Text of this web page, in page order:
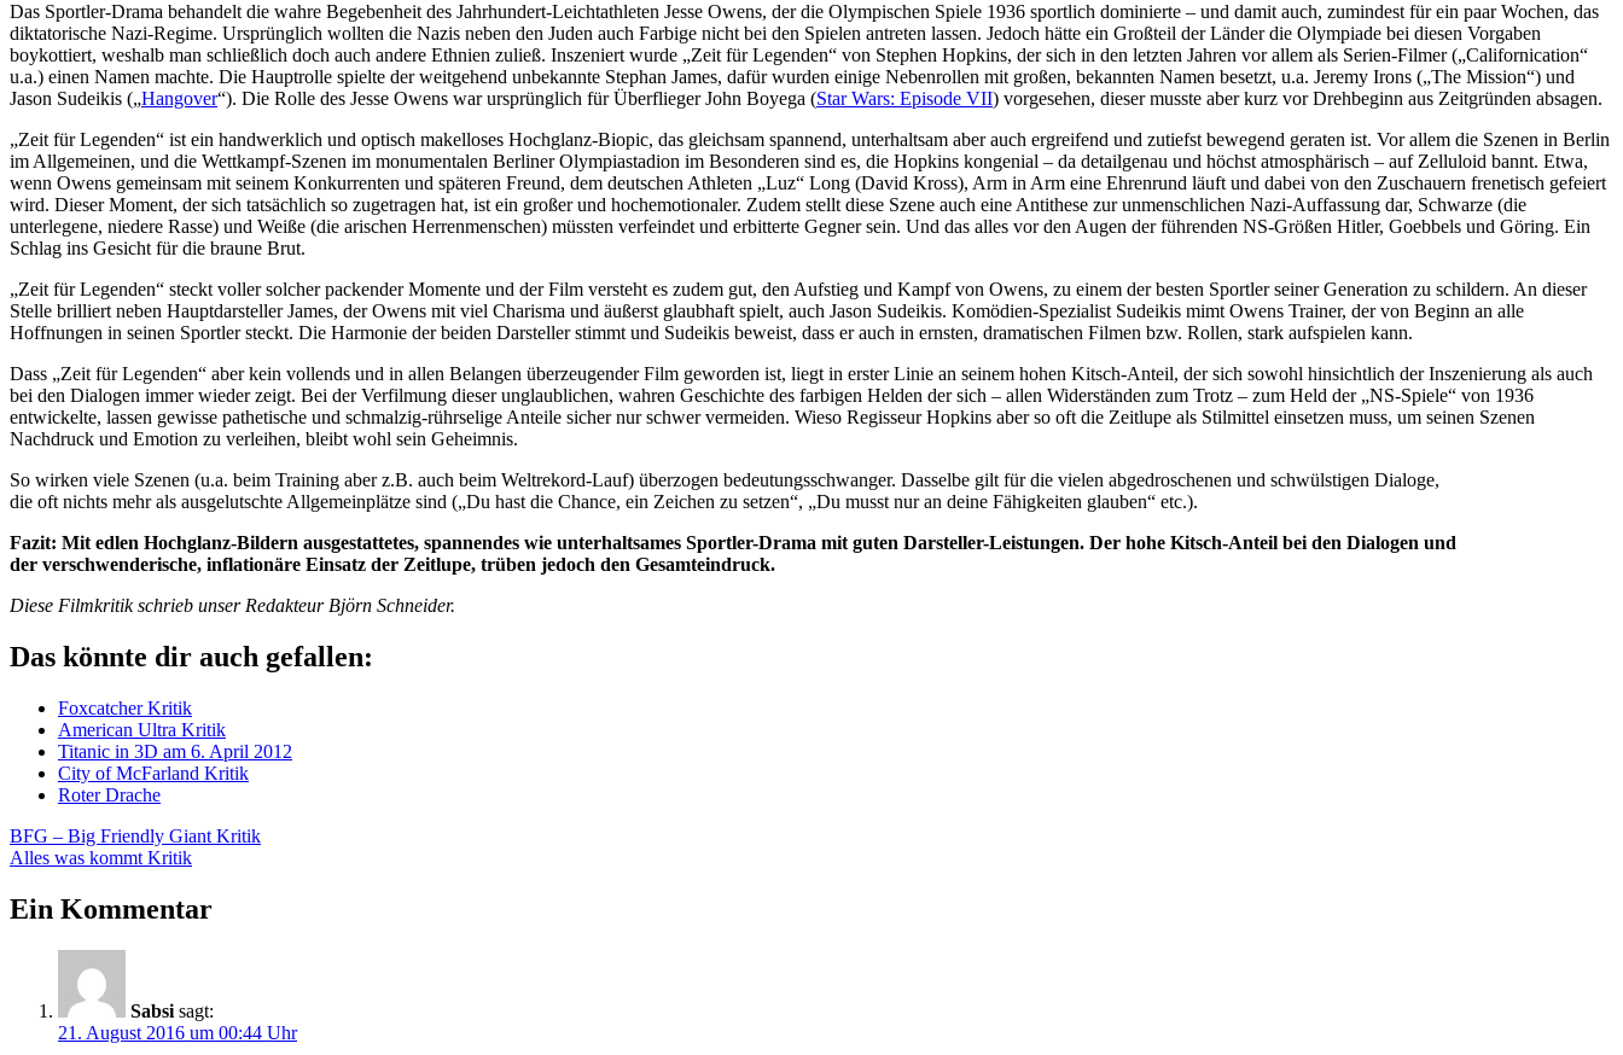
Das Sportler-Drama behandelt die wahre Begebenheit des Jahrhundert-Leichtathleten Jesse Owens, der die Olympischen Spiele 1936 sportlich dominierte – und damit auch, zumindest für ein paar Wochen, das
diktatorische Nazi-Regime. Ursprünglich wollten die Nazis neben den Juden auch Farbige nicht bei den Spielen antreten lassen. Jedoch hätte ein Großteil der Länder die Olympiade bei diesen Vorgaben
boykottiert, weshalb man schließlich doch auch andere Ethnien zuließ. Inszeniert wurde „Zeit für Legenden“ von Stephen Hopkins, der sich in den letzten Jahren vor allem als Serien-Filmer („Californication“
u.a.) einen Namen machte. Die Hauptrolle spielte der weitgehend unbekannte Stephan James, dafür wurden einige Nebenrollen mit großen, bekannten Namen besetzt, u.a. Jeremy Irons („The Mission“) und
Jason Sudeikis („Hangover“). Die Rolle des Jesse Owens war ursprünglich für Überflieger John Boyega (Star Wars: Episode VII) vorgesehen, dieser musste aber kurz vor Drehbeginn aus Zeitgründen absagen.
„Zeit für Legenden“ ist ein handwerklich und optisch makelloses Hochglanz-Biopic, das gleichsam spannend, unterhaltsam aber auch ergreifend und zutiefst bewegend geraten ist. Vor allem die Szenen in Berlin
im Allgemeinen, und die Wettkampf-Szenen im monumentalen Berliner Olympiastadion im Besonderen sind es, die Hopkins kongenial – da detailgenau und höchst atmosphärisch – auf Zelluloid bannt. Etwa,
wenn Owens gemeinsam mit seinem Konkurrenten und späteren Freund, dem deutschen Athleten „Luz“ Long (David Kross), Arm in Arm eine Ehrenrund läuft und dabei von den Zuschauern frenetisch gefeiert
wird. Dieser Moment, der sich tatsächlich so zugetragen hat, ist ein großer und hochemotionaler. Zudem stellt diese Szene auch eine Antithese zur unmenschlichen Nazi-Auffassung dar, Schwarze (die
unterlegene, niedere Rasse) und Weiße (die arischen Herrenmenschen) müssten verfeindet und erbitterte Gegner sein. Und das alles vor den Augen der führenden NS-Größen Hitler, Goebbels und Göring. Ein
Schlag ins Gesicht für die braune Brut.
„Zeit für Legenden“ steckt voller solcher packender Momente und der Film versteht es zudem gut, den Aufstieg und Kampf von Owens, zu einem der besten Sportler seiner Generation zu schildern. An dieser
Stelle brilliert neben Hauptdarsteller James, der Owens mit viel Charisma und äußerst glaubhaft spielt, auch Jason Sudeikis. Komödien-Spezialist Sudeikis mimt Owens Trainer, der von Beginn an alle
Hoffnungen in seinen Sportler steckt. Die Harmonie der beiden Darsteller stimmt und Sudeikis beweist, dass er auch in ernsten, dramatischen Filmen bzw. Rollen, stark aufspielen kann.
Dass „Zeit für Legenden“ aber kein vollends und in allen Belangen überzeugender Film geworden ist, liegt in erster Linie an seinem hohen Kitsch-Anteil, der sich sowohl hinsichtlich der Inszenierung als auch
bei den Dialogen immer wieder zeigt. Bei der Verfilmung dieser unglaublichen, wahren Geschichte des farbigen Helden der sich – allen Widerständen zum Trotz – zum Held der „NS-Spiele“ von 1936
entwickelte, lassen gewisse pathetische und schmalzig-rührselige Anteile sicher nur schwer vermeiden. Wieso Regisseur Hopkins aber so oft die Zeitlupe als Stilmittel einsetzen muss, um seinen Szenen
Nachdruck und Emotion zu verleihen, bleibt wohl sein Geheimnis.
So wirken viele Szenen (u.a. beim Training aber z.B. auch beim Weltrekord-Lauf) überzogen bedeutungsschwanger. Dasselbe gilt für die vielen abgedroschenen und schwülstigen Dialoge,
die oft nichts mehr als ausgelutschte Allgemeinplätze sind („Du hast die Chance, ein Zeichen zu setzen“, „Du musst nur an deine Fähigkeiten glauben“ etc.).
Fazit: Mit edlen Hochglanz-Bildern ausgestattetes, spannendes wie unterhaltsames Sportler-Drama mit guten Darsteller-Leistungen. Der hohe Kitsch-Anteil bei den Dialogen und
der verschwenderische, inflationäre Einsatz der Zeitlupe, trüben jedoch den Gesamteindruck.
Diese Filmkritik schrieb unser Redakteur Björn Schneider.
Das könnte dir auch gefallen:
Foxcatcher Kritik
American Ultra Kritik
Titanic in 3D am 6. April 2012
City of McFarland Kritik
Roter Drache
Beitragsnavigation
Vorheriger
Beitrag:
BFG – Big Friendly Giant Kritik
Nächster
Alles was kommt Kritik
Ein Kommentar
Sabsi sagt:
21. August 2016 um 00:44 Uhr